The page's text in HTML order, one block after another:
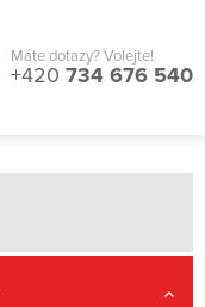
Máte dotazy? Volejte!
+420 734 676 540